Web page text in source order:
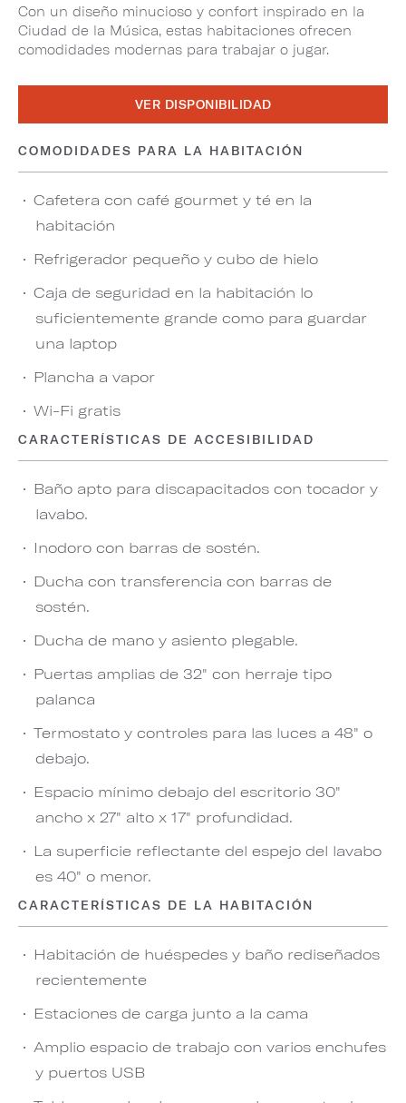
Con un diseño minucioso y confort inspirado en la
Ciudad de la Música, estas habitaciones ofrecen
comodidades modernas para trabajar o jugar.
VER DISPONIBILIDAD
COMODIDADES PARA LA HABITACIÓN
Cafetera con café gourmet y té en la
habitación
Refrigerador pequeño y cubo de hielo
Caja de seguridad en la habitación lo
suficientemente grande como para guardar
una laptop
Plancha a vapor
Wi-Fi gratis
CARACTERÍSTICAS DE ACCESIBILIDAD
Baño apto para discapacitados con tocador y
lavabo.
Inodoro con barras de sostén.
Ducha con transferencia con barras de
sostén.
Ducha de mano y asiento plegable.
Puertas amplias de 32" con herraje tipo
palanca
Termostato y controles para las luces a 48" o
debajo.
Espacio mínimo debajo del escritorio 30"
ancho x 27" alto x 17" profundidad.
La superficie reflectante del espejo del lavabo
es 40" o menor.
CARACTERÍSTICAS DE LA HABITACIÓN
Habitación de huéspedes y baño rediseñados
recientemente
Estaciones de carga junto a la cama
Amplio espacio de trabajo con varios enchufes
y puertos USB